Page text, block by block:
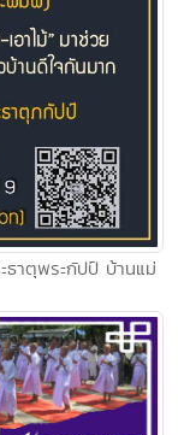
าตุพระกัปป์ บ้านแม่